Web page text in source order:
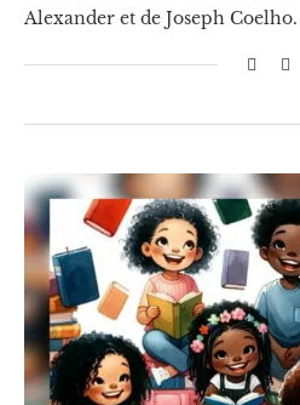
Alexander et de Joseph Coelho.